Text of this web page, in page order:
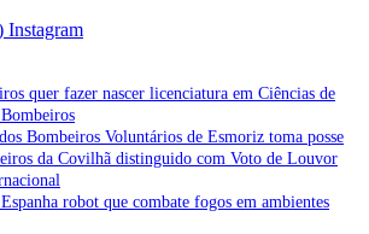
Instagram
quer fazer nascer licenciatura em Ciências de
Bombeiros Voluntários de Esmoriz toma posse
da Covilhã distinguido com Voto de Louvor
robot que combate fogos em ambientes